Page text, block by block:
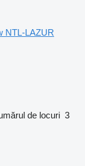
NTL-LAZUR
de locuri 3